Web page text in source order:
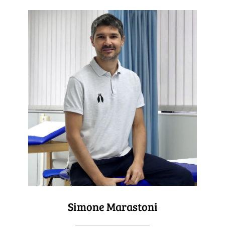
Simone Marastoni